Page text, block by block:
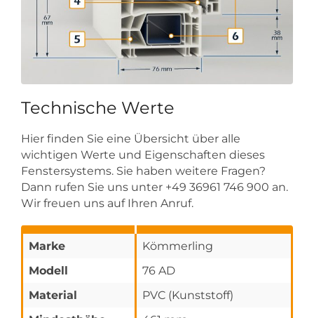
Technische Werte
Hier finden Sie eine Übersicht über alle
wichtigen Werte und Eigenschaften dieses
Fenstersystems. Sie haben weitere Fragen?
Dann rufen Sie uns unter +49 36961 746 900 an.
Wir freuen uns auf Ihren Anruf.
Marke
Kömmerling
Modell
76 AD
Material
PVC (Kunststoff)